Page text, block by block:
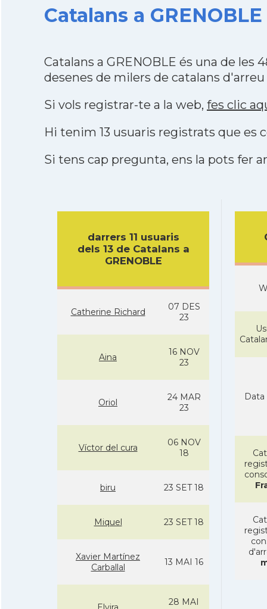
Catalans a
Catalans a GRENOBLE és una de
desenes de milers de catalans
Si vols registrar-te a la web, fes clic
Hi tenim 13 usuaris registrats que
Si tens cap pregunta, ens la pots fer
darrers 11 usuaris
dels 13 de Catalans a
GRENOBLE
Catherine Richard
07 DES
23
Aina
16 NOV
23
Oriol
24 MAR
23
Ví­ctor del cura
06 NOV
18
biru 23 SET 18
Miquel 23 SET 18
Xavier Martí­nez
Carballal
13 MAI 16
28 MAI
Data